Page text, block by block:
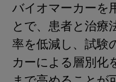
バイオマーカーを
とで、患者と治療
率を低減し、試験
カーによる層別化